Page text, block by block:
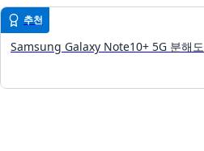
추천
Samsung Galaxy Note10+ 5G 분해도